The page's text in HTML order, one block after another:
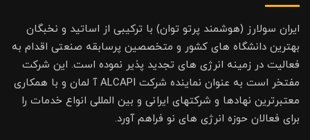
ایران سولارز (هوشمند پرتو توان) با ترکیبی از اساتید و نخبگان
بهترین دانشگاه های کشور و متخصصین پرسابقه صنعتی اقدام به
فعالیت در زمینه انرژی های تجدید پذیر نموده است. این شرکت
مفتخر است به عنوان نماینده شرکت ALCAPI آ لمان و با همکاری
معتبرترین نهادها و شرکتهای ایرانی و بین المللی انواع خدمات را
برای فعالان حوزه انرژی های نو فراهم آورد.